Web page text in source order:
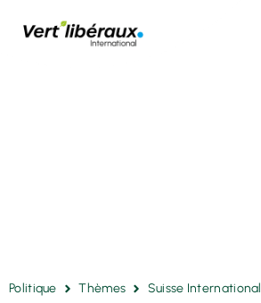
Politique Thèmes Suisse International